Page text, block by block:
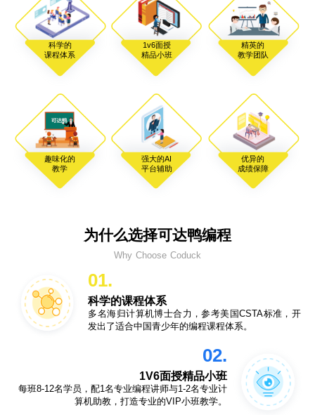
科学的
课程体系
1v6面授
精品小班
精英的
教学团队
趣味化的
教学
强大的AI
平台辅助
优异的
成绩保障
为什么选择可达鸭编程
Why Choose Coduck
01.
科学的课程体系
多名海归计算机博士合力，参考美国CSTA标准，开
发出了适合中国青少年的编程课程体系。
02.
1V6面授精品小班
每班8-12名学员，配1名专业编程讲师与1-2名专业计
算机助教，打造专业的VIP小班教学。